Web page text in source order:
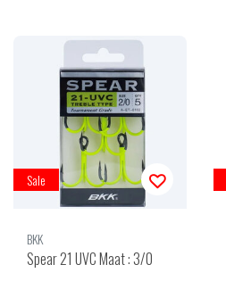
Sale
BKK
Spear 21 UVC Maat : 3/0